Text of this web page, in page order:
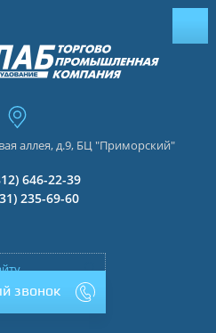
аллея, д.9, БЦ "Приморский"
646-22-39
235-69-60
звонок